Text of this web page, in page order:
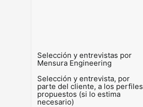
Selección y entrevistas por
Mensura Engineering
Selección y entrevista, por
parte del cliente, a los perfiles
propuestos (si lo estima
necesario)